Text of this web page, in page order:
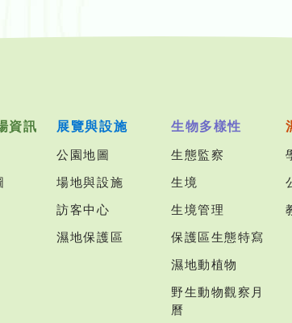
資訊 展覽與設施
公園地圖
場地與設施
訪客中心
濕地保護區
生物多樣性
生態監察
生境
生境管理
保護區生態特寫
濕地動植物
野生動物觀察月
曆